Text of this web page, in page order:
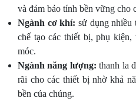
và đảm bảo tính bền vững cho
Ngành cơ khí: sử dụng nhiều
chế tạo các thiết bị, phụ
móc.
Ngành năng lượng: thanh la
rãi cho các thiết bị nhờ khả
bền của chúng.